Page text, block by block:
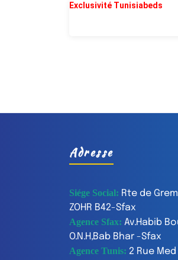
Exclusivité Tunisiabeds
Adresse
Siége Social: Rte de
ZOHR B42-Sfax
Agence Sfax: Av.Habib
O.N.H,Bab Bhar -Sfax
Agence Tunis: 2 Rue